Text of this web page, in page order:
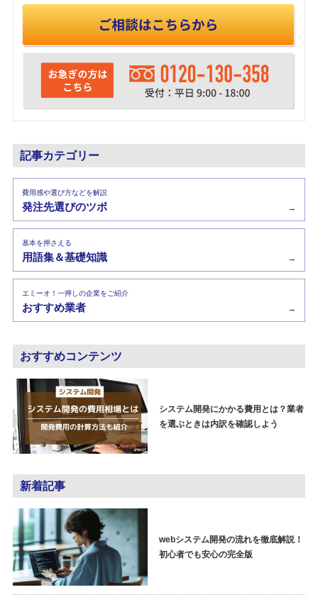
記事カテゴリー
費用感や選び方などを解説
発注先選びのツボ →
基本を押さえる
用語集＆基礎知識 →
エミーオ！一押しの企業をご紹介
おすすめ業者 →
おすすめコンテンツ
システム開発にかかる費用とは？業者
を選ぶときは内訳を確認しよう
新着記事
webシステム開発の流れを徹底解説！
初心者でも安心の完全版